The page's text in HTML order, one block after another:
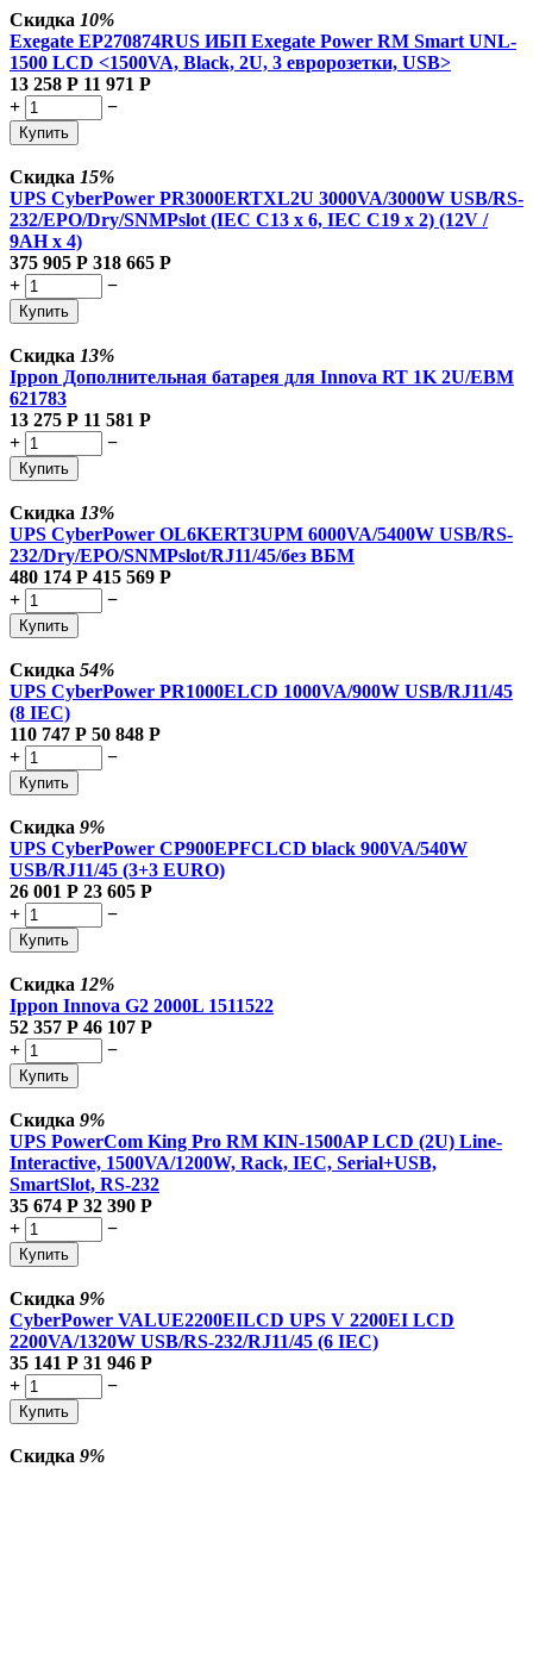
Скидка 10%
Exegate EP270874RUS ИБП Exegate Power RM Smart UNL-
1500 LCD <1500VA, Black, 2U, 3 евророзетки, USB>
13 258 Р 11 971 Р
+
−
Купить
Скидка 15%
UPS CyberPower PR3000ERTXL2U 3000VA/3000W USB/RS-
232/EPO/Dry/SNMPslot (IEC C13 x 6, IEC C19 x 2) (12V /
9AH х 4)
375 905 Р 318 665 Р
+
−
Купить
Скидка 13%
Ippon Дополнительная батарея для Innova RT 1K 2U/EBM
621783
13 275 Р 11 581 Р
+
−
Купить
Скидка 13%
UPS CyberPower OL6KERT3UPM 6000VA/5400W USB/RS-
232/Dry/EPO/SNMPslot/RJ11/45/без ВБМ
480 174 Р 415 569 Р
+
−
Купить
Скидка 54%
UPS CyberPower PR1000ELCD 1000VA/900W USB/RJ11/45
(8 IEC)
110 747 Р 50 848 Р
+
−
Купить
Скидка 9%
UPS CyberPower CP900EPFCLCD black 900VA/540W
USB/RJ11/45 (3+3 EURO)
26 001 Р 23 605 Р
+
−
Купить
Скидка 12%
Ippon Innova G2 2000L 1511522
52 357 Р 46 107 Р
+
−
Купить
Скидка 9%
UPS PowerCom King Pro RM KIN-1500AP LCD (2U) Line-
Interactive, 1500VA/1200W, Rack, IEC, Serial+USB,
SmartSlot, RS-232
35 674 Р 32 390 Р
+
−
Купить
Скидка 9%
CyberPower VALUE2200EILCD UPS V 2200EI LCD
2200VA/1320W USB/RS-232/RJ11/45 (6 IEC)
35 141 Р 31 946 Р
+
−
Купить
Скидка 9%